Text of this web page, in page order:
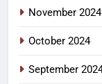
November 2024
October 2024
September